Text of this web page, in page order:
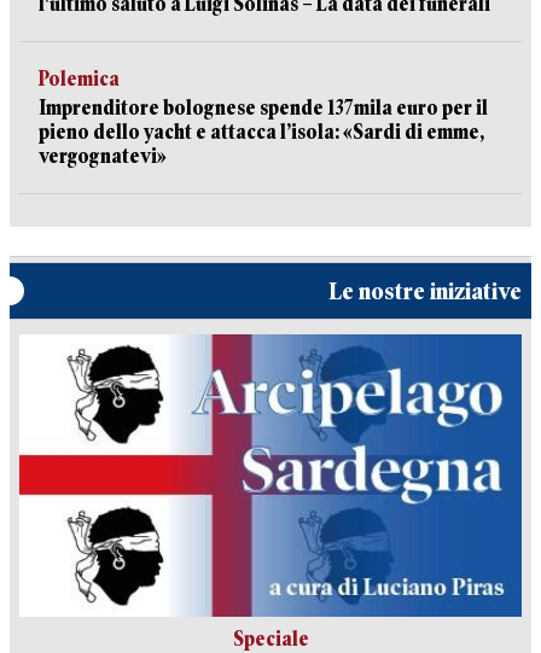
Polemica
Imprenditore bolognese spende 137mila euro per il
pieno dello yacht e attacca l’isola: «Sardi di emme,
vergognatevi»
Le nostre iniziative
Speciale